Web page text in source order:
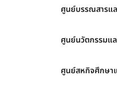
ศูนย์บรรณสารแ
ศูนย์นวัตกรรมแล
ศูนย์สหกิจศึกษา